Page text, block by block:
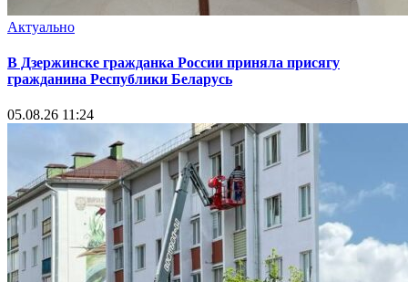
Актуально
В Дзержинске гражданка России приняла присягу
гражданина Республики Беларусь
05.08.26 11:24